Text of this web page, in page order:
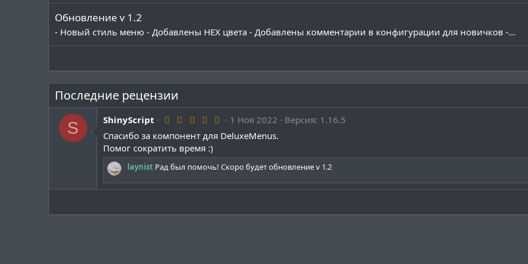
Обновление v 1.2
- Новый стиль меню - Добавлены HEX цвета - Добавлены комментарии в конфигурации для новичков -...
Последние рецензии
S ShinyScript 5
0
з
в
ё
з
д
1 Ноя 2022
Версия: 1.16.5
Спасибо за компонент для DeluxeMenus.
Помог сократить время :)
laynist Рад был помочь! Скоро будет обновление v 1.2